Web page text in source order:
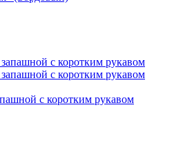
с коротким рукавом